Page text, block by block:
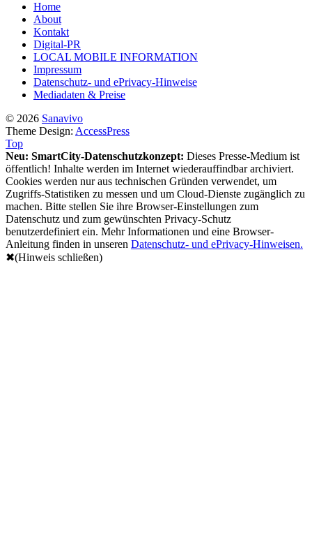
Home
About
Kontakt
Digital-PR
LOCAL MOBILE INFORMATION
Impressum
Datenschutz- und ePrivacy-Hinweise
Mediadaten & Preise
© 2026 Sanavivo
Theme Design: AccessPress
Top
Neu: SmartCity-Datenschutzkonzept: Dieses Presse-Medium ist
öffentlich! Inhalte werden im Internet wiederauffindbar archiviert.
Cookies werden nur aus technischen Gründen verwendet, um
Zugriffs-Statistiken zu messen und um Cloud-Dienste zugänglich zu
machen. Bitte stellen Sie ihre Browser-Einstellungen zum
Datenschutz und zum gewünschten Privacy-Schutz
benutzerdefiniert ein. Mehr Informationen und eine Browser-
Anleitung finden in unseren Datenschutz- und ePrivacy-Hinweisen.
✖(Hinweis schließen)